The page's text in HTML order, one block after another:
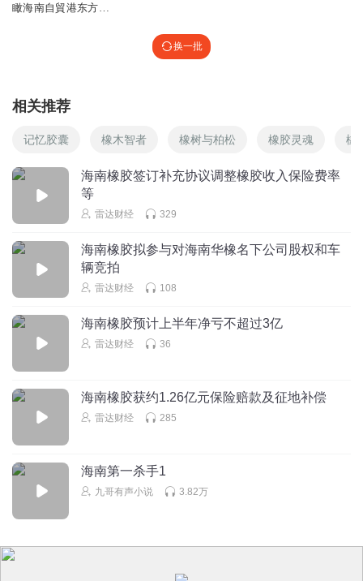
瞰海南自貿港东方市
换一批
相关推荐
记忆胶囊 橡木智者 橡树与柏松 橡胶灵魂 橡
海南橡胶签订补充协议调整橡胶收入保险费率
等
雷达财经 329
海南橡胶拟参与对海南华橡名下公司股权和车
辆竞拍
雷达财经 108
海南橡胶预计上半年净亏不超过3亿
雷达财经 36
海南橡胶获约1.26亿元保险赔款及征地补偿
雷达财经 285
海南第一杀手1
九哥有声小说 3.82万